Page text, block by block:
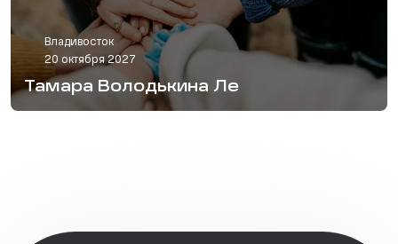
Владивосток
20 октября 2027
Тамара Володькина Ле